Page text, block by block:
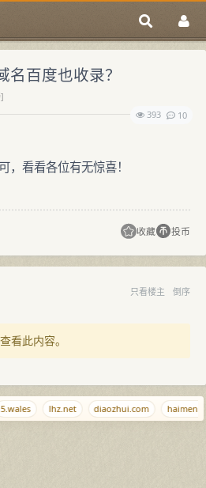
百度也收录？
393
10
，看看各位有无惊喜！
收藏 投币
只看楼主 倒序
看此内容。
5.wales lhz.net diaozhui.com